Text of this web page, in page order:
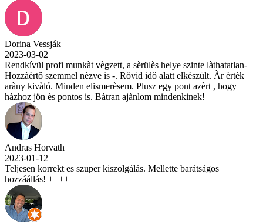
Dorina Vessják
2023-03-02
Rendkívül profi munkàt vègzett, a sèrülès helye szinte làthatatlan-
Hozzàèrtő szemmel nèzve is -. Rövid idő alatt elkèszült. Àr èrtèk
aràny kivàló. Minden elismerèsem. Plusz egy pont azèrt , hogy
hàzhoz jön ès pontos is. Bàtran ajànlom mindenkinek!
Andras Horvath
2023-01-12
Teljesen korrekt es szuper kiszolgálás. Mellette barátságos
hozzáállás! +++++